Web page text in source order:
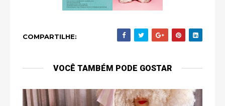
COMPARTILHE:
VOCÊ TAMBÉM PODE GOSTAR